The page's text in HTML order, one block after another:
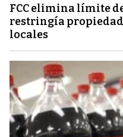
FCC elimina límite
restringía
locales